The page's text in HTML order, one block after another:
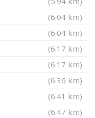
(6.04 km)
(6.04 km)
(6.17 km)
(6.17 km)
(6.36 km)
(6.41 km)
(6.47 km)